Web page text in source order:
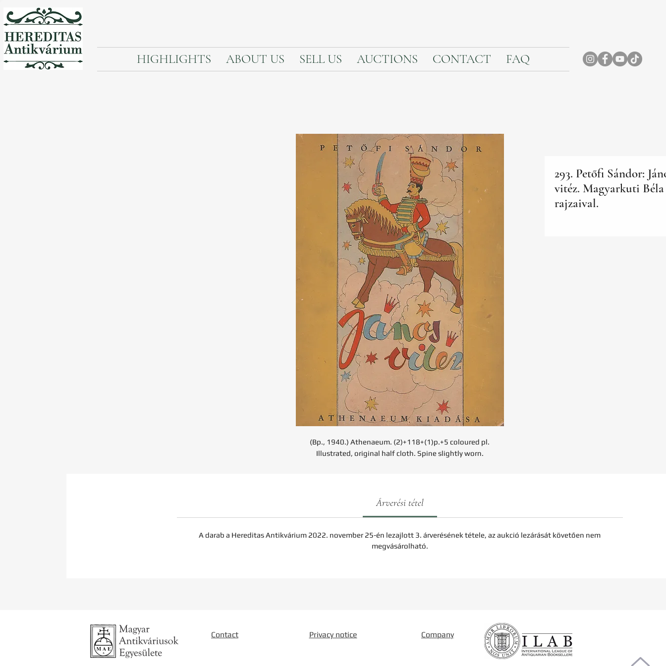
HIGHLIGHTS ABOUT US SELL US AUCTIONS CONTACT FAQ
293. Petőfi Sándor:
vitéz. Magyarkuti Béla
rajzaival.
(Bp., 1940.) Athenaeum. (2)+118+(1)p.+5 coloured pl.
Illustrated, original half cloth. Spine slightly worn.
Árverési tétel
A darab a Hereditas Antikvárium 2022. november 25-én lezajlott 3. árverésének tétele, az aukció lezárását követően nem
megvásárolható.
Contact Privacy notice Company